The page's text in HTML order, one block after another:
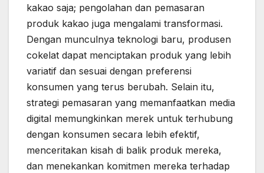
kakao saja; pengolahan dan pemasaran
produk kakao juga mengalami transformasi.
Dengan munculnya teknologi baru, produsen
cokelat dapat menciptakan produk yang lebih
variatif dan sesuai dengan preferensi
konsumen yang terus berubah. Selain itu,
strategi pemasaran yang memanfaatkan media
digital memungkinkan merek untuk terhubung
dengan konsumen secara lebih efektif,
menceritakan kisah di balik produk mereka,
dan menekankan komitmen mereka terhadap